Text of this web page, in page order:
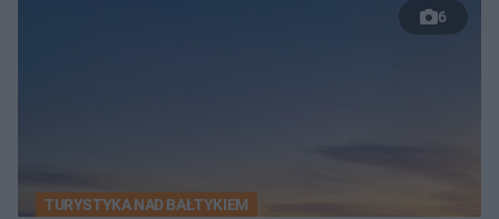
6
TURYSTYKA NAD BAŁTYKIEM